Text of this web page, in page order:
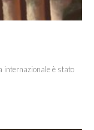
internazionale è stato